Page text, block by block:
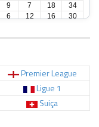
9 7 18
34
6 12 16
30
6 10 18
28
Premier League
Ligue 1
Suiça